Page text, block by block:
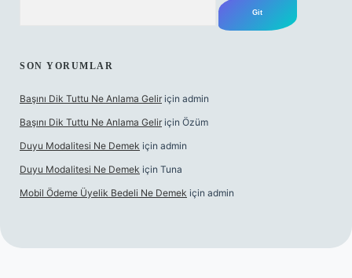
SON YORUMLAR
Başını Dik Tuttu Ne Anlama Gelir için admin
Başını Dik Tuttu Ne Anlama Gelir için Özüm
Duyu Modalitesi Ne Demek için admin
Duyu Modalitesi Ne Demek için Tuna
Mobil Ödeme Üyelik Bedeli Ne Demek için admin